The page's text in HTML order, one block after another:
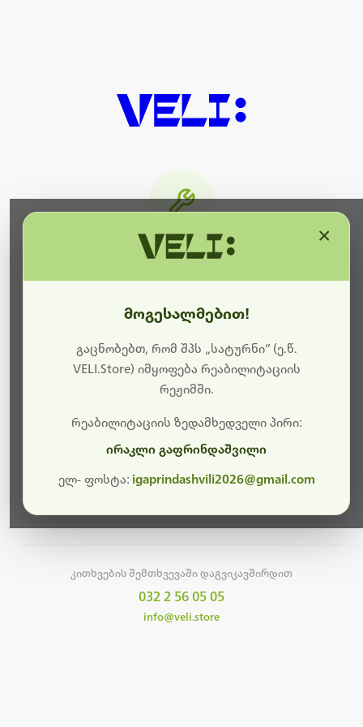
ბოდიშს გიხდით შეფერხებისთვის. ამჟამად
მიმდინარეობს საიტის განახლება და ტექნიკური
სამუშაოები.
მალე ისევ ხელმისაწვდომი იქნება. გმადლობთ
კითხვების შემთხვევაში დაგვიკავშირდით
032 2 56 05 05
info@veli.store
მოგესალმებით!
გაცნობებთ, რომ შპს „სატურნი“ (ე.წ.
VELI.Store) იმყოფება რეაბილიტაციის
რეჟიმში.
რეაბილიტაციის ზედამხედველი პირი:
ირაკლი გაფრინდაშვილი
ელ- ფოსტა: igaprindashvili2026@gmail.com
×